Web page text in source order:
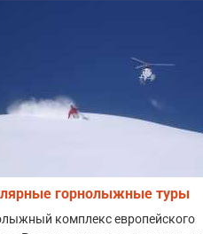
горнолыжные туры
комплекс европейского